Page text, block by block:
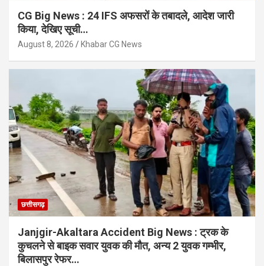
CG Big News : 24 IFS अफसरों के तबादले, आदेश जारी
किया, देखिए सूची…
August 8, 2026 Khabar CG News
छत्तीसगढ़
Janjgir-Akaltara Accident Big News : ट्रक के
कुचलने से बाइक सवार युवक की मौत, अन्य 2 युवक गम्भीर,
बिलासपुर रेफर…